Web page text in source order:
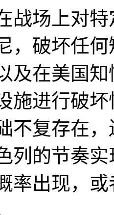
战场上对
，破坏任
及在美国
施进行破
不复存在
列的节奏
率出现，